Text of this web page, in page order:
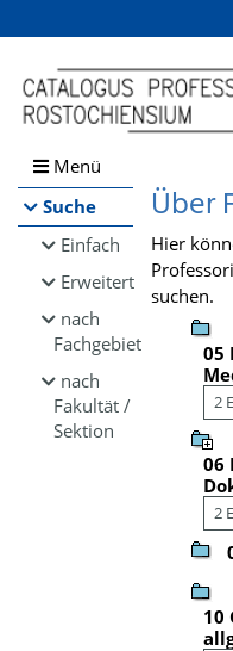
Browsen
direkt zum Inhalt
Menü
Suche
Einfach
Erweitert
nach
Fachgebiet
nach
Fakultät /
Sektion
Über
Hier
suchen.
05
2
06
2
10